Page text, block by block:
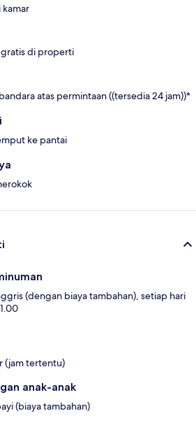
kamar
gratis di properti
atas permintaan ((tersedia 24 jam))*
ke pantai
(dengan biaya tambahan), setiap hari
(jam tertentu)
anak-anak
(biaya tambahan)